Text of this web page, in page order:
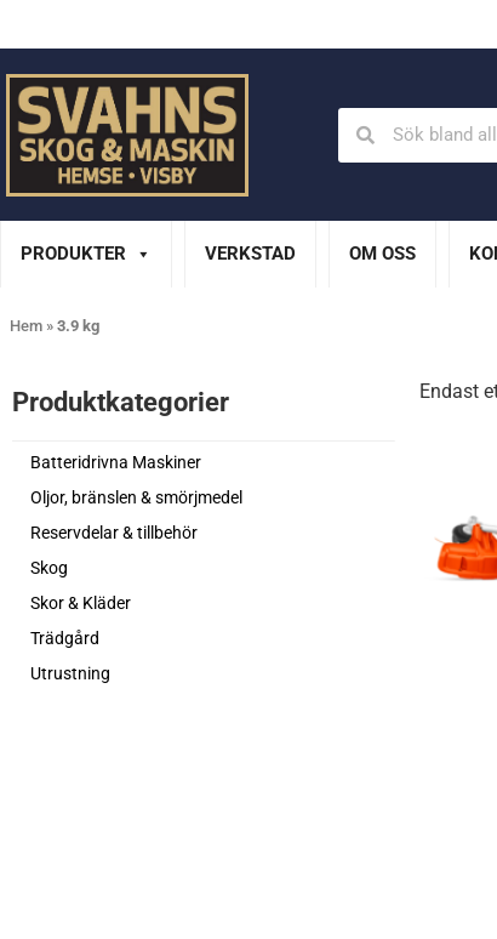
PRODUKTER VERKSTAD OM OSS
Hem » 3.9 kg
Produktkategorier​
Batteridrivna Maskiner
Oljor, bränslen & smörjmedel
Reservdelar & tillbehör
Skog
Skor & Kläder
Trädgård
Utrustning
Endast